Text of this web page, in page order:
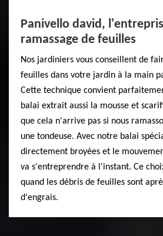
Panivello david,
ramassage de feuilles
Nos jardiniers vous conseillent de
feuilles dans votre jardin à la main
Cette technique convient
balai extrait aussi la mousse et
que cela n'arrive pas si nous
une tondeuse. Avec notre balai
directement broyées et le
va s'entreprendre à l'instant. Ce
quand les débris de feuilles sont
d'engrais.